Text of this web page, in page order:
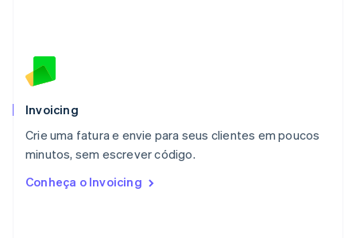
Invoicing
Crie uma fatura e envie para seus clientes em poucos
minutos, sem escrever código.
Conheça o Invoicing
English
México
Noruega
English
Nova Zelândia
English
NederlandsEnglish